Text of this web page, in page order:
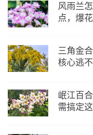
风雨兰
点，爆
三角金
核心逃
岷江百
需搞定